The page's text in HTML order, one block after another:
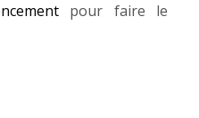
pour faire le